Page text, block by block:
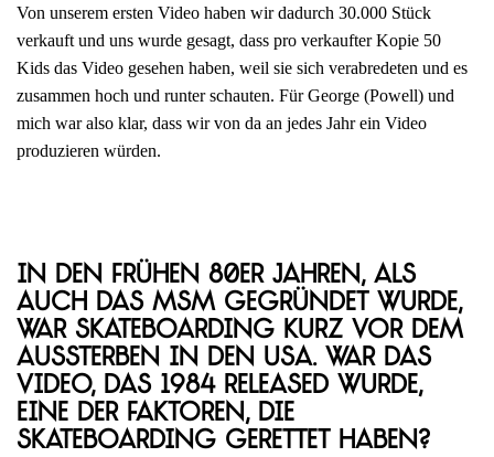
Von unserem ersten Video haben wir dadurch 30.000 Stück
verkauft und uns wurde gesagt, dass pro verkaufter Kopie 50
Kids das Video gesehen haben, weil sie sich verabredeten und es
zusammen hoch und runter schauten. Für George (Powell) und
mich war also klar, dass wir von da an jedes Jahr ein Video
produzieren würden.
In den frühen 80er Jahren, als
auch das MSM gegründet wurde,
war Skateboarding kurz vor dem
Aussterben in den USA. War das
Video, das 1984 released wurde,
eine der Faktoren, die
Skateboarding gerettet haben?